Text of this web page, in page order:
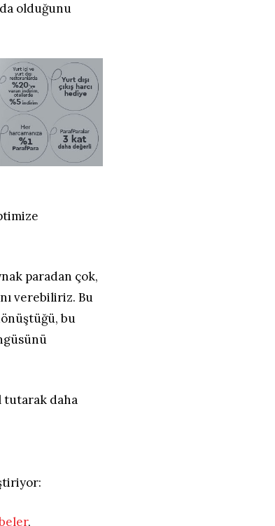
olduğunu
paradan çok,
verebiliriz. Bu
bu
tutarak daha
,